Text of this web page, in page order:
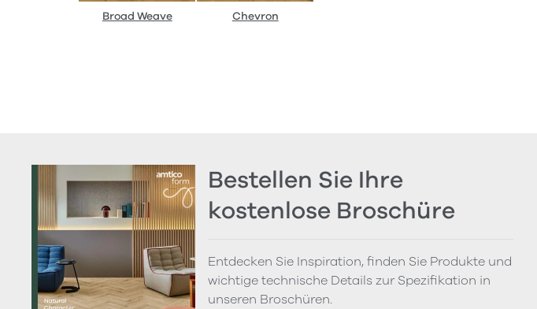
Broad Weave Chevron
Bestellen Sie Ihre
kostenlose Broschüre
Entdecken Sie Inspiration, finden Sie Produkte und
wichtige technische Details zur Spezifikation in
unseren Broschüren.